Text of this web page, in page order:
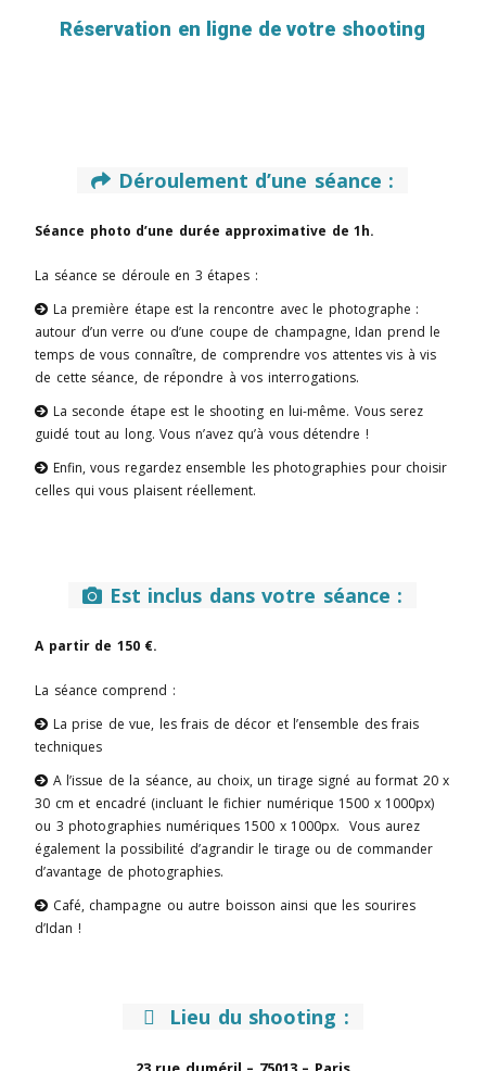
Réservation en ligne de votre shooting
 Déroulement d’une séance :
Séance photo d’une durée approximative de 1h.
La séance se déroule en 3 étapes :
 La première étape est la rencontre avec le photographe :
autour d’un verre ou d’une coupe de champagne, Idan prend le
temps de vous connaître, de comprendre vos attentes vis à vis
de cette séance, de répondre à vos interrogations.
 La seconde étape est le shooting en lui-même. Vous serez
guidé tout au long. Vous n’avez qu’à vous détendre !
 Enfin, vous regardez ensemble les photographies pour choisir
celles qui vous plaisent réellement.
 Est inclus dans votre séance :
A partir de 150 €.
La séance comprend :
 La prise de vue, les frais de décor et l’ensemble des frais
techniques
 A l’issue de la séance, au choix, un tirage signé au format 20 x
30 cm et encadré (incluant le fichier numérique 1500 x 1000px)
ou 3 photographies numériques 1500 x 1000px. Vous aurez
également la possibilité d’agrandir le tirage ou de commander
d’avantage de photographies.
 Café, champagne ou autre boisson ainsi que les sourires
d’Idan !
 Lieu du shooting :